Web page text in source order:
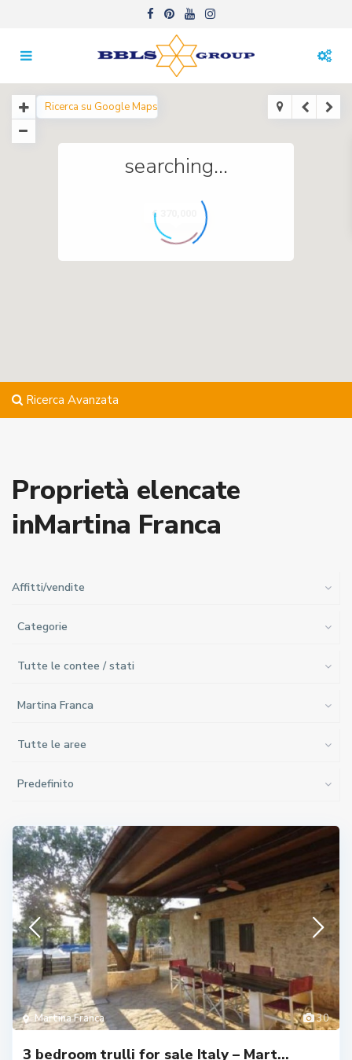
€ 370,000
searching...
Ricerca Avanzata
Proprietà elencate
inMartina Franca
Affitti/vendite
Categorie
Tutte le contee / stati
Martina Franca
Tutte le aree
Predefinito
30
Martina Franca
3 bedroom trulli for sale Italy – Mart...